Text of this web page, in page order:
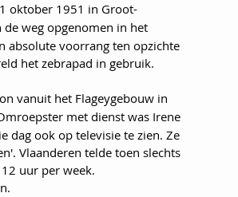
oktober 1951 in Groot-
weg opgenomen in het
absolute voorrang ten opzichte
het zebrapad in gebruik.
vanuit het Flageygebouw in
met dienst was Irene
dag ook op televisie te zien. Ze
Vlaanderen telde toen slechts
uur per week.